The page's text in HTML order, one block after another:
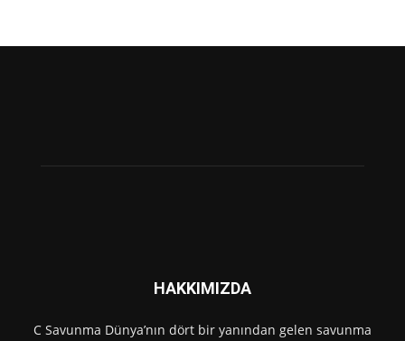
HAKKIMIZDA
C Savunma Dünya’nın dört bir yanından gelen savunma